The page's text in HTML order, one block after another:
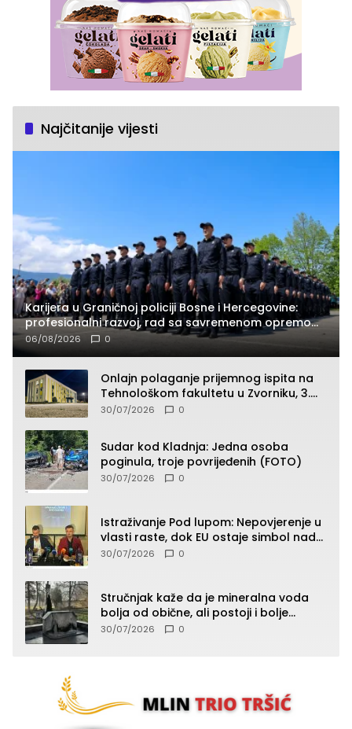
Najčitanije vijesti
Karijera u Graničnoj policiji Bosne i Hercegovine:
profesionalni razvoj, rad sa savremenom opremom
i služba građanima
06/08/2026 0
Onlajn polaganje prijemnog ispita na
Tehnološkom fakultetu u Zvorniku, 3.
septembra u 9.00 časova
30/07/2026 0
Sudar kod Kladnja: Jedna osoba
poginula, troje povrijeđenih (FOTO)
30/07/2026 0
Istraživanje Pod lupom: Nepovjerenje u
vlasti raste, dok EU ostaje simbol nade
građana
30/07/2026 0
Stručnjak kaže da je mineralna voda
bolja od obične, ali postoji i bolje
rješenje
30/07/2026 0